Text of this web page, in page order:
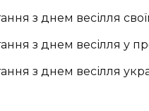
з днем весілля
з днем весілля у
з днем весілля